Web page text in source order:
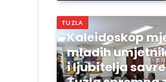
TUZLA
Kaleidoskop
mladih
i ljubitelja